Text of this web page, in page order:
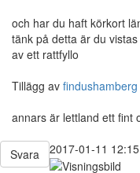
och har du haft körkort
tänk på detta är du
av ett rattfyllo
Tillägg av findushamberg
annars är lettland ett fint
Svara
2017-01-11 12:15